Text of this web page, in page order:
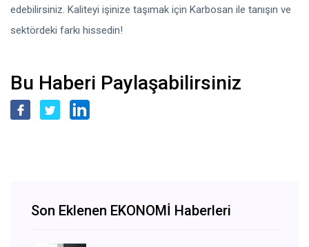
edebilirsiniz. Kaliteyi işinize taşımak için Karbosan ile tanışın ve
sektördeki farkı hissedin!
Bu Haberi Paylaşabilirsiniz
Son Eklenen EKONOMİ Haberleri